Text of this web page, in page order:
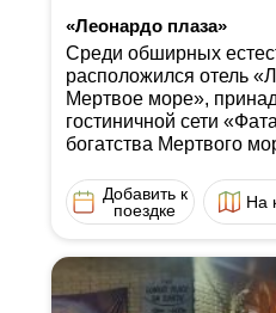
«Леонардо плаза»
Среди обширных
расположился отель
Мертвое море»,
гостиничной сети
богатства Мертвого
Добавить к
поездке
На